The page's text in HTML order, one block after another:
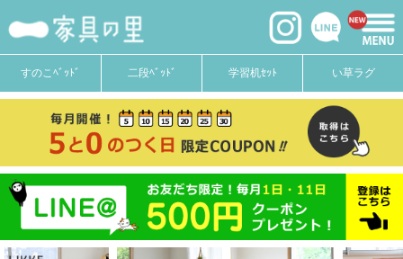
すのこﾍﾞｯﾄﾞ 二段ﾍﾞｯﾄﾞ 学習机ｾｯﾄ い草ラグ